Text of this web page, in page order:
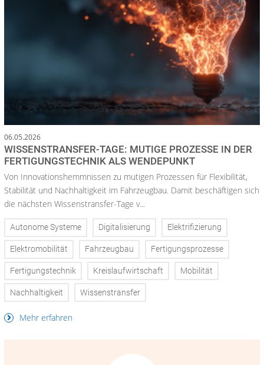
06.05.2026
WISSENSTRANSFER-TAGE: MUTIGE PROZESSE IN DER
FERTIGUNGSTECHNIK ALS WENDEPUNKT
Von Innovationshemmnissen zu mutigen Prozessen für Flexibilität,
Stabilität und Nachhaltigkeit im Fahrzeugbau. Damit beschäftigen sich
die nächsten Wissenstransfer-Tage v...
Autonome Systeme Digitalisierung Elektrifizierung
Elektromobilität Fahrzeugbau Fertigungsprozesse
Fertigungstechnik Kreislaufwirtschaft Mobilität
Nachhaltigkeit Wissenstransfer
Mehr erfahren